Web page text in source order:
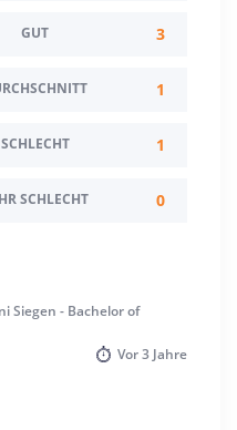
GUT 3
1
SCHLECHT 1
SCHLECHT 0
Siegen - Bachelor of
Vor3 Jahre